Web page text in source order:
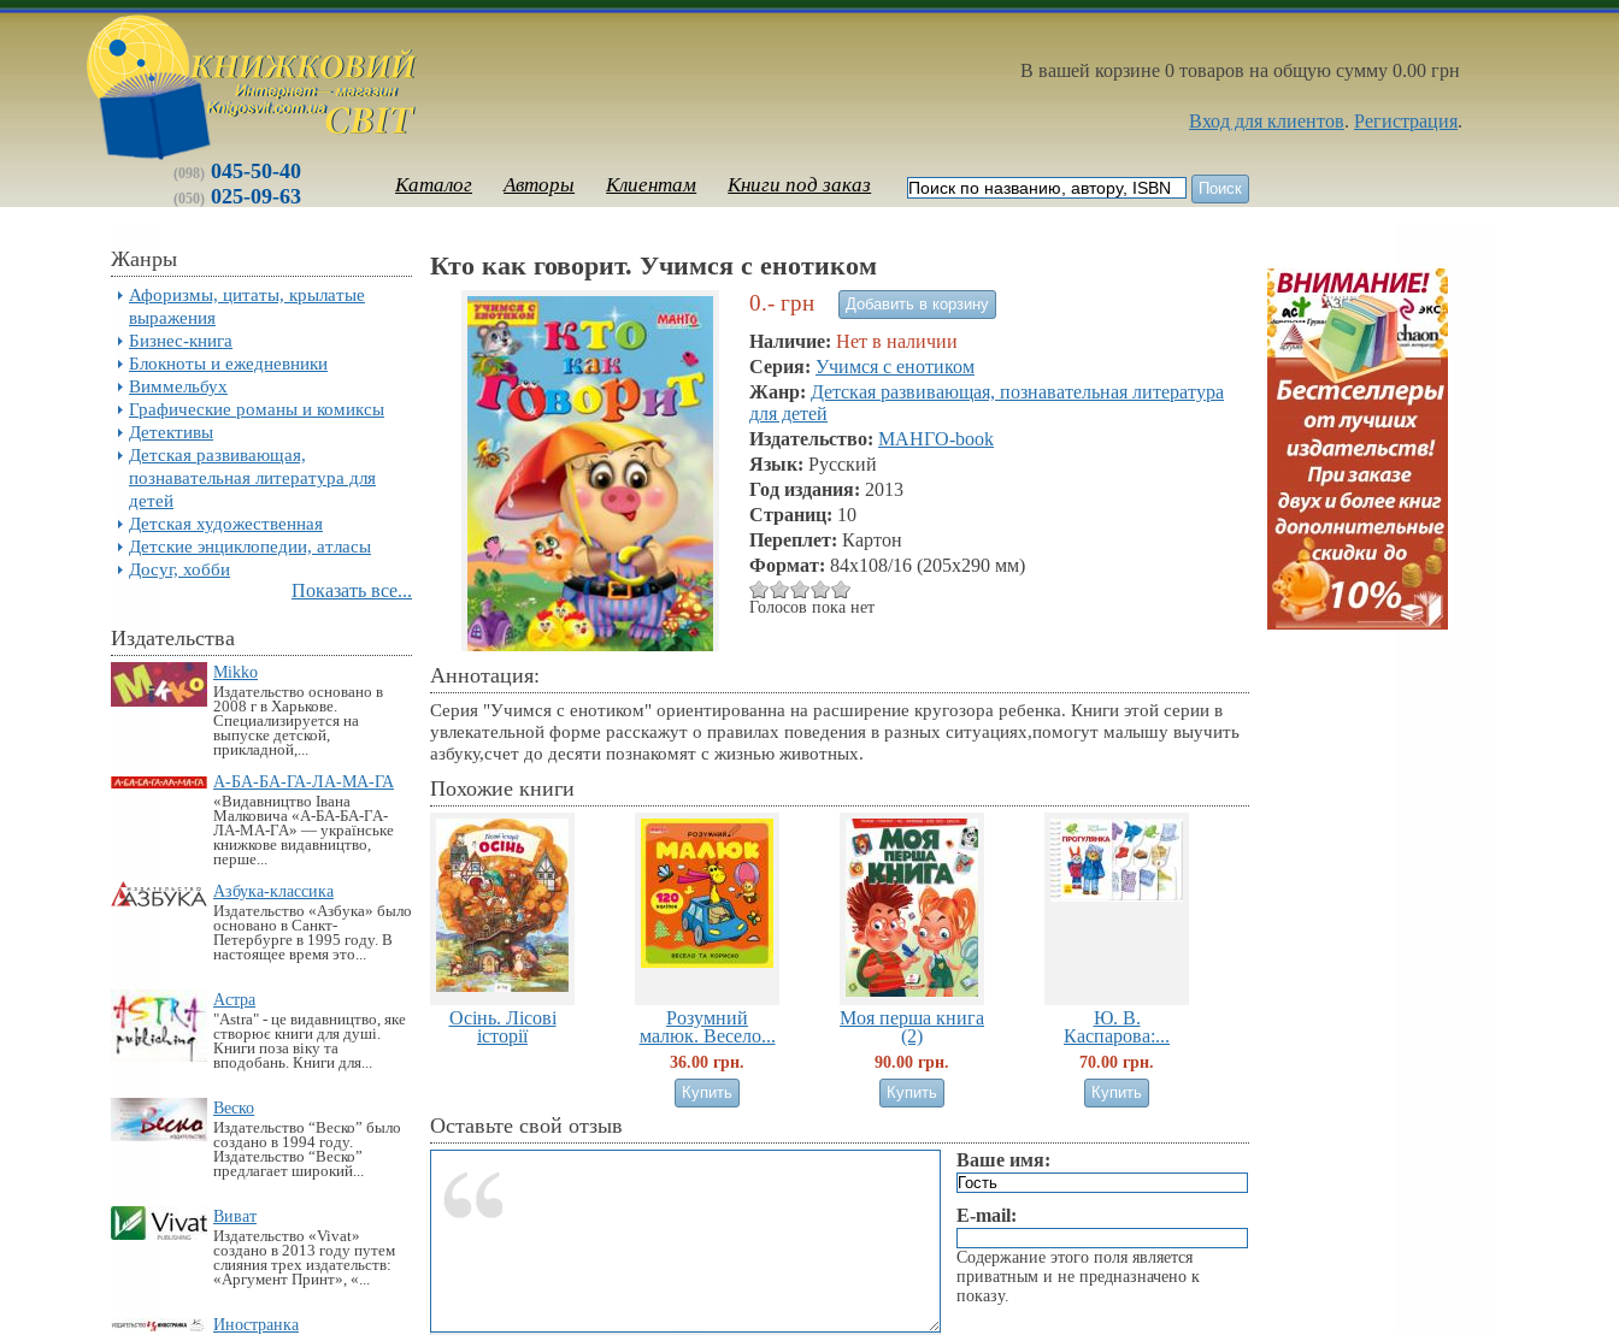
Вход для клиентов. Регистрация.
(098) 045-50-40
(050) 025-09-63
В вашей корзине 0 товаров на общую сумму 0.00 грн
Каталог Авторы Клиентам Книги под заказ
Жанры
Афоризмы, цитаты, крылатые
выражения
Бизнес-книга
Блокноты и ежедневники
Виммельбух
Графические романы и комиксы
Детективы
Детская развивающая,
познавательная литература для
детей
Детская художественная
Детские энциклопедии, атласы
Досуг, хобби
Показать все...
Издательства
Mikko
Издательство основано в
2008 г в Харькове.
Специализируется на
выпуске детской,
прикладной,...
А-БА-БА-ГА-ЛА-МА-ГА
«Видавництво Івана
Малковича «А-БА-БА-ГА-
ЛА-МА-ГА» — українське
книжкове видавництво,
перше...
Азбука-классика
Издательство «Азбука» было
основано в Санкт-
Петербурге в 1995 году. В
настоящее время это...
Астра
"Astra" - це видавництво, яке
створює книги для душі.
Книги поза віку та
вподобань. Книги для...
Веско
Издательство “Веско” было
создано в 1994 году.
Издательство “Веско”
предлагает широкий...
Виват
Издательство «Vivat»
создано в 2013 году путем
слияния трех издательств:
«Аргумент Принт», «...
Иностранка
Кто как говорит. Учимся с енотиком
0.- грн
Наличие: Нет в наличии
Серия: Учимся с енотиком
Жанр: Детская развивающая, познавательная литература
для детей
Издательство: МАНГО-book
Язык: Русский
Год издания: 2013
Страниц: 10
Переплет: Картон
Формат: 84x108/16 (205х290 мм)
Голосов пока нет
Аннотация:
Серия "Учимся с енотиком" ориентированна на расширение кругозора ребенка. Книги этой серии в
увлекательной форме расскажут о правилах поведения в разных ситуациях,помогут малышу выучить
азбуку,счет до десяти познакомят с жизнью животных.
Похожие книги
Осінь. Лісові
історії
Розумний
малюк. Весело...
36.00 грн.
Моя перша книга
(2)
90.00 грн.
Ю. В.
Каспарова:...
70.00 грн.
Оставьте свой отзыв
Ваше имя:
E-mail:
Содержание этого поля является
приватным и не предназначено к
показу.